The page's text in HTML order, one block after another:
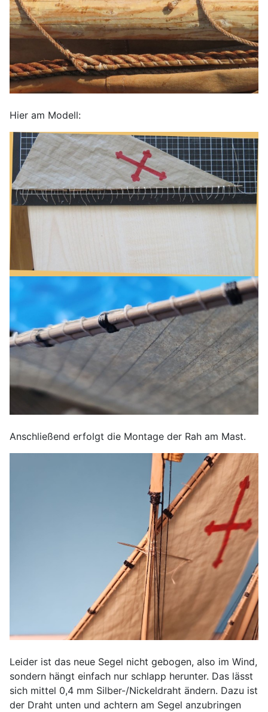
Hier am Modell:
Anschließend erfolgt die Montage der Rah am Mast.
Leider ist das neue Segel nicht gebogen, also im Wind,
sondern hängt einfach nur schlapp herunter. Das lässt
sich mittel 0,4 mm Silber-/Nickeldraht ändern. Dazu ist
der Draht unten und achtern am Segel anzubringen